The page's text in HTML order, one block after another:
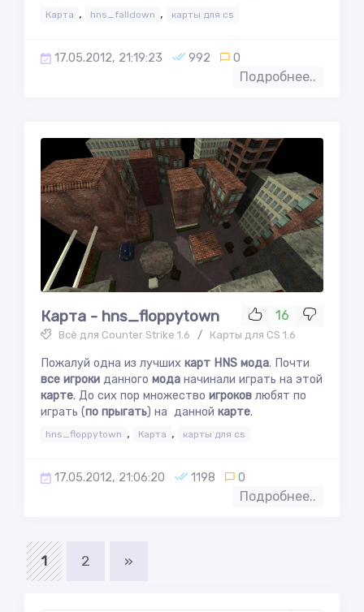
Карта , hns_falldown , карты для cs
17.05.2012, 21:19:23 992 0
Подробнее..
16
Карта - hns_floppytown
Всё для Counter Strike 1.6 / Карты для CS 1.6
Пожалуй одна из лучших карт HNS мода. Почти
все игроки данного мода начинали играть на этой
карте. До сих пор множество игроков любят по
играть (по прыгать) на данной карте.
hns_floppytown , Карта , карты для cs
17.05.2012, 21:06:20 1198 0
Подробнее..
1 2 »